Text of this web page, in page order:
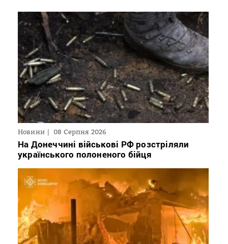
Новини 08 Серпня 2026
На Донеччині військові РФ розстріляли
українського полоненого бійця